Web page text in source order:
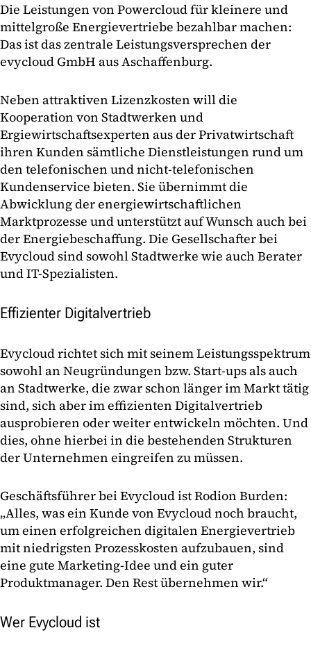
Die Leistungen von Powercloud für kleinere und
mittelgroße Energievertriebe bezahlbar machen:
Das ist das zentrale Leistungsversprechen der
evycloud GmbH aus Aschaffenburg.
Neben attraktiven Lizenzkosten will die
Kooperation von Stadtwerken und
Ergiewirtschaftsexperten aus der Privatwirtschaft
ihren Kunden sämtliche Dienstleistungen rund um
den telefonischen und nicht-telefonischen
Kundenservice bieten. Sie übernimmt die
Abwicklung der energiewirtschaftlichen
Marktprozesse und unterstützt auf Wunsch auch bei
der Energiebeschaffung. Die Gesellschafter bei
Evycloud sind sowohl Stadtwerke wie auch Berater
und IT-Spezialisten.
Effizienter Digitalvertrieb
Evycloud richtet sich mit seinem Leistungsspektrum
sowohl an Neugründungen bzw. Start-ups als auch
an Stadtwerke, die zwar schon länger im Markt tätig
sind, sich aber im effizienten Digitalvertrieb
ausprobieren oder weiter entwickeln möchten. Und
dies, ohne hierbei in die bestehenden Strukturen
der Unternehmen eingreifen zu müssen.
Geschäftsführer bei Evycloud ist Rodion Burden:
„Alles, was ein Kunde von Evycloud noch braucht,
um einen erfolgreichen digitalen Energievertrieb
mit niedrigsten Prozesskosten aufzubauen, sind
eine gute Marketing-Idee und ein guter
Produktmanager. Den Rest übernehmen wir.“
Wer Evycloud ist